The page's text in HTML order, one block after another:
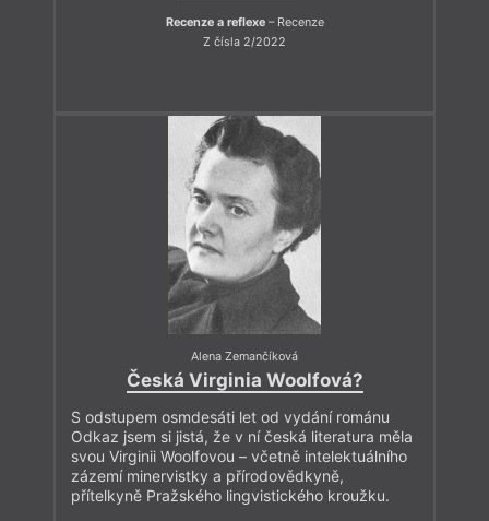
Recenze a reflexe– Recenze
Z čísla 2/2022
Alena Zemančíková
Česká Virginia Woolfová?
S odstupem osmdesáti let od vydání románu
Odkaz jsem si jistá, že v ní česká literatura měla
svou Virginii Woolfovou – včetně intelektuálního
zázemí minervistky a přírodovědkyně,
přítelkyně Pražského lingvistického kroužku.